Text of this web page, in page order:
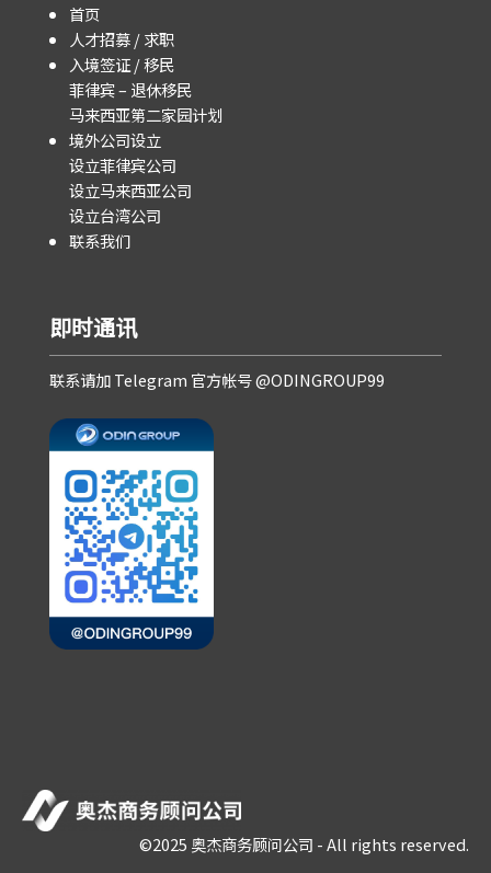
首页
人才招募 / 求职
入境签证 / 移民
菲律宾 – 退休移民
马来西亚第二家园计划
境外公司设立
设立菲律宾公司
设立马来西亚公司
设立台湾公司
联系我们
即时通讯
联系请加 Telegram 官方帐号 @ODINGROUP99
©2025 奥杰商务顾问公司 - All rights reserved.